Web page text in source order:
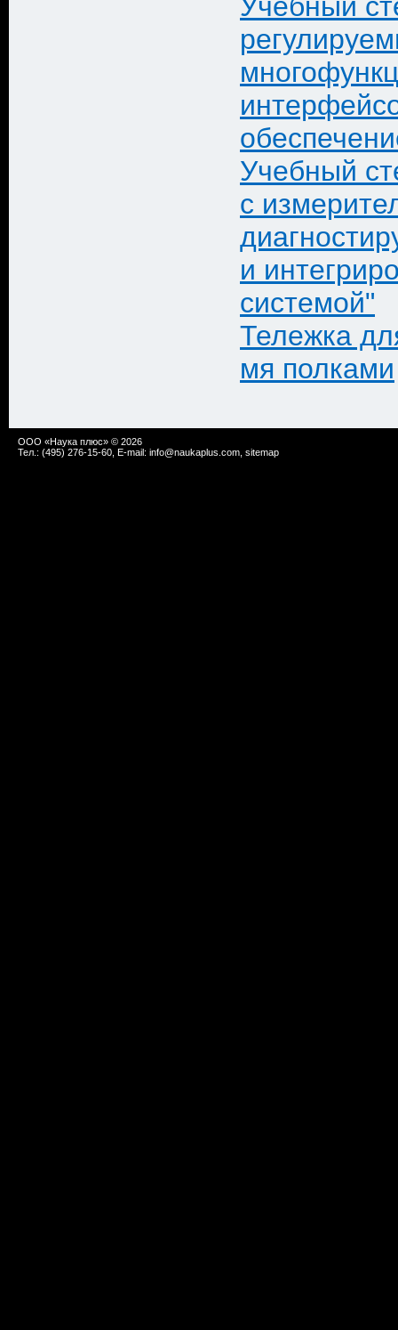
Учебный
с
и
системой"
Тележка
мя полками
ООО «Наука плюс» © 2026
Тел.: (495) 276-15-60, E-mail: info@naukaplus.com sitemap